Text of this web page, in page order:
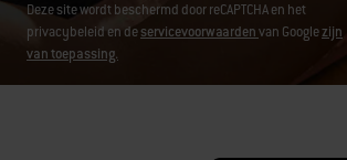
Deze site wordt beschermd door reCAPTCHA en het
privacybeleid en deservicevoorwaardenvan Googlezijn
van toepassing.